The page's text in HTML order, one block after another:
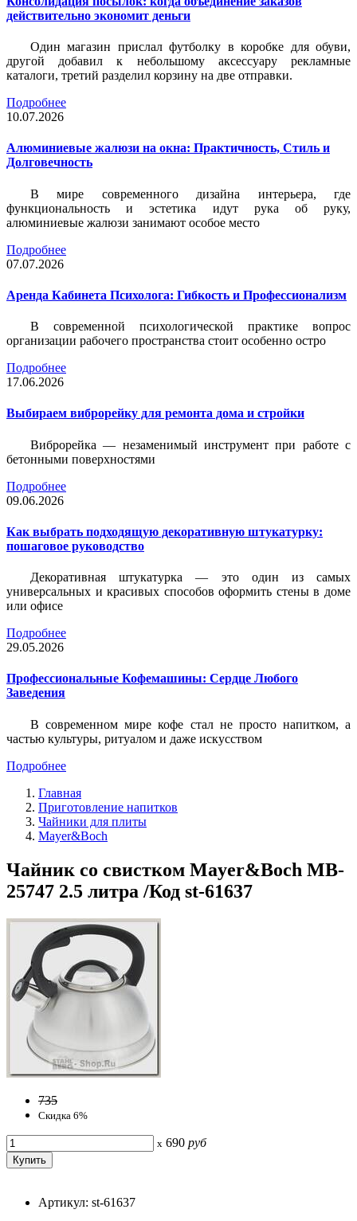
действительно экономит деньги
Один магазин прислал футболку в коробке для обуви,
другой добавил к небольшому аксессуару рекламные
каталоги, третий разделил корзину на две отправки.
Подробнее
10.07.2026
Алюминиевые жалюзи на окна: Практичность, Стиль и
Долговечность
В мире современного дизайна интерьера, где
функциональность и эстетика идут рука об руку,
алюминиевые жалюзи занимают особое место
Подробнее
07.07.2026
Аренда Кабинета Психолога: Гибкость и Профессионализм
В современной психологической практике вопрос
организации рабочего пространства стоит особенно остро
Подробнее
17.06.2026
Выбираем виброрейку для ремонта дома и стройки
Виброрейка — незаменимый инструмент при работе с
бетонными поверхностями
Подробнее
09.06.2026
Как выбрать подходящую декоративную штукатурку:
пошаговое руководство
Декоративная штукатурка — это один из самых
универсальных и красивых способов оформить стены в доме
или офисе
Подробнее
29.05.2026
Профессиональные Кофемашины: Сердце Любого
Заведения
В современном мире кофе стал не просто напитком, а
частью культуры, ритуалом и даже искусством
Подробнее
Главная
Приготовление напитков
Чайники для плиты
Mayer&Boch
Чайник со свистком Mayer&Boch MB-
25747 2.5 литра /Код st-61637
735
Скидка 6%
x 690 руб
Артикул: st-61637